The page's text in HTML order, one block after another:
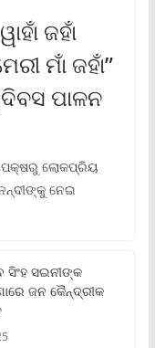
ଜହାଁ
ମାଁ ଜହାଁ”
ପାଳନ
ପକ୍ଷରୁ ଲୋକପ୍ରିୟ
ନେଇ
ସିଂହ ସଇନୀଙ୍କ
ଜନ କୈନ୍ଦ୍ରୀକ